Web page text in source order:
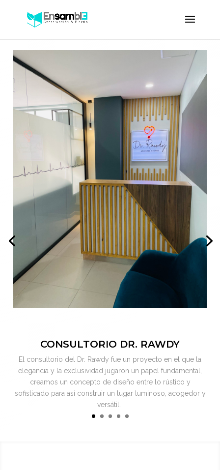
CONSULTORIO DR. RAWDY
El consultorio del Dr. Rawdy fue un proyecto en el que la
elegancia y la exclusividad jugaron un papel fundamental,
creamos un concepto de diseño entre lo rústico y
sofisticado para así construir un lugar luminoso, acogedor y
versátil.